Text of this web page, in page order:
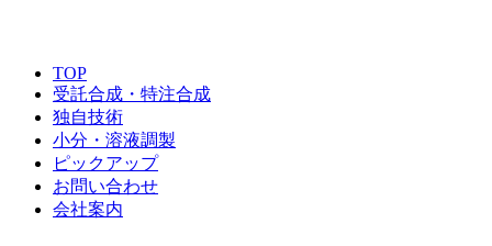
TOP
受託合成・特注合成
独自技術
小分・溶液調製
ピックアップ
お問い合わせ
会社案内